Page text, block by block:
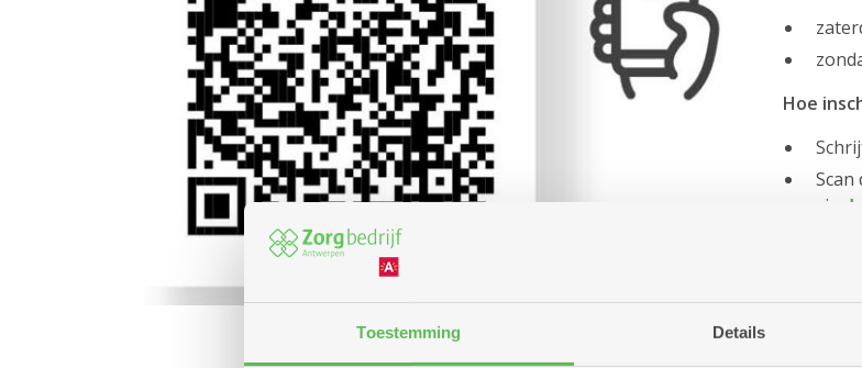
Toestemming Details
Hoe
Scan
via